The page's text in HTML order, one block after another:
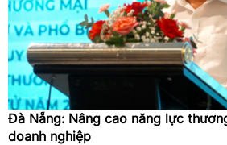
Đà Nẵng: Nâng cao năng lực
doanh nghiệp